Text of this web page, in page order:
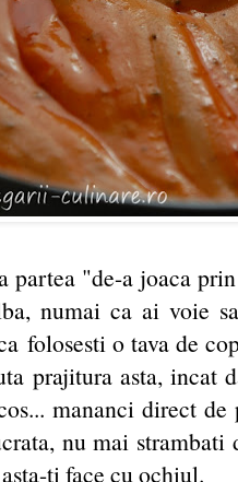
partea "de-a joaca
numai ca ai voie
folosesti o tava de
prajitura asta, incat
mananci direct
nu mai
ti face cu ochiul.